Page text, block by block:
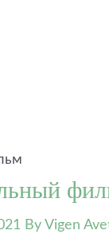
By Vigen